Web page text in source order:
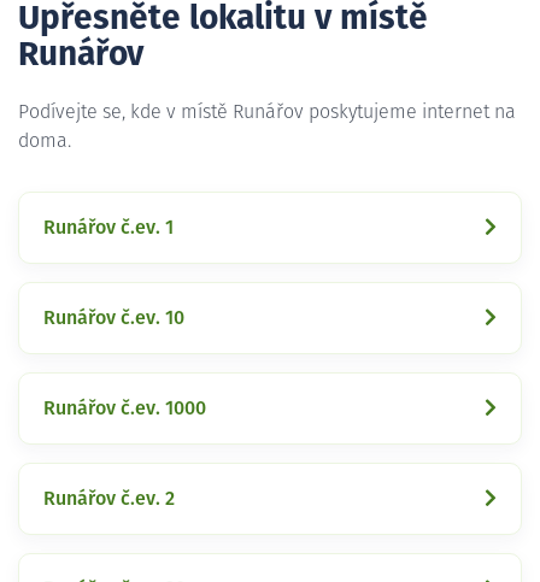
Upřesněte lokalitu v místě
Runářov
Podívejte se, kde v místě Runářov poskytujeme internet na
doma.
Runářov č.ev. 1
Runářov č.ev. 10
Runářov č.ev. 1000
Runářov č.ev. 2